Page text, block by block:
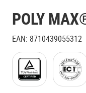
POLY
EAN: 8710439055312